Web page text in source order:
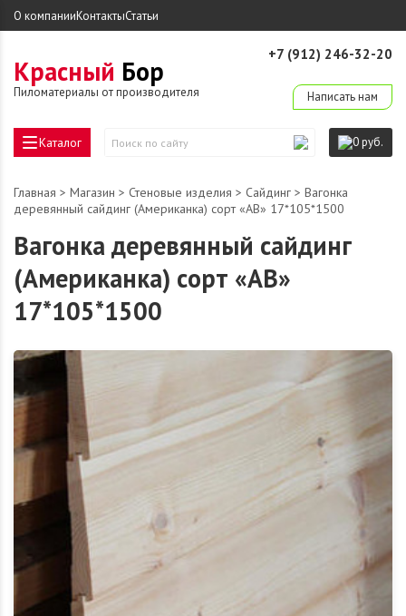
О компанииКонтактыСтатьи
Красный Бор
Пиломатериалы от производителя
+7 (912) 246-32-20
Написать нам
Каталог
Поиск
сайту
0 руб.
Главная > Магазин > Стеновые изделия > Сайдинг > Вагонка
деревянный сайдинг (Американка) сорт «АВ» 17*105*1500
Вагонка деревянный сайдинг
(Американка) сорт «АВ»
17*105*1500